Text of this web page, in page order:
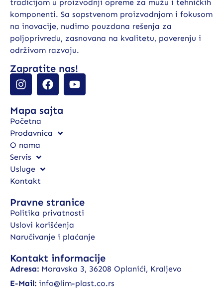
tradicijom u proizvodnji opreme za mužu i tehničkih
komponenti. Sa sopstvenom proizvodnjom i fokusom
na inovacije, nudimo pouzdana rešenja za
poljoprivredu, zasnovana na kvalitetu, poverenju i
održivom razvoju.
Zapratite nas!
Mapa sajta
Početna
Prodavnica
O nama
Servis
Usluge
Kontakt
Pravne stranice
Politika privatnosti
Uslovi korišćenja
Naručivanje i plaćanje
Kontakt informacije
Adresa: Moravska 3, 36208 Oplanići, Kraljevo
E-Mail: info@lim-plast.co.rs